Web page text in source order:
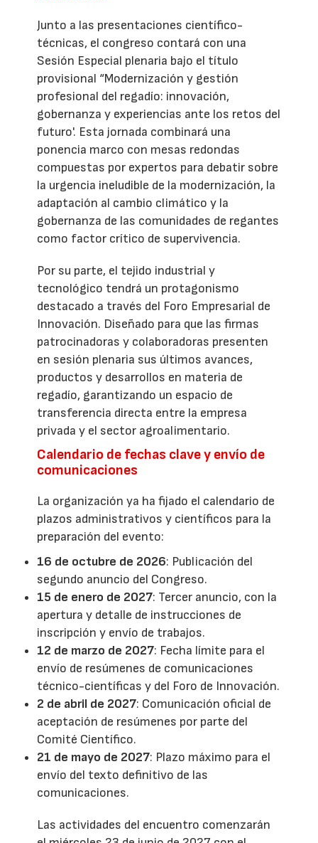
Junto a las presentaciones científico-
técnicas, el congreso contará con una
Sesión Especial plenaria bajo el título
provisional “Modernización y gestión
profesional del regadío: innovación,
gobernanza y experiencias ante los retos del
futuro'. Esta jornada combinará una
ponencia marco con mesas redondas
compuestas por expertos para debatir sobre
la urgencia ineludible de la modernización, la
adaptación al cambio climático y la
gobernanza de las comunidades de regantes
como factor crítico de supervivencia.
Por su parte, el tejido industrial y
tecnológico tendrá un protagonismo
destacado a través del Foro Empresarial de
Innovación. Diseñado para que las firmas
patrocinadoras y colaboradoras presenten
en sesión plenaria sus últimos avances,
productos y desarrollos en materia de
regadío, garantizando un espacio de
transferencia directa entre la empresa
privada y el sector agroalimentario.
Calendario de fechas clave y envío de
comunicaciones
La organización ya ha fijado el calendario de
plazos administrativos y científicos para la
preparación del evento:
16 de octubre de 2026: Publicación del
segundo anuncio del Congreso.
15 de enero de 2027: Tercer anuncio, con la
apertura y detalle de instrucciones de
inscripción y envío de trabajos.
12 de marzo de 2027: Fecha límite para el
envío de resúmenes de comunicaciones
técnico-científicas y del Foro de Innovación.
2 de abril de 2027: Comunicación oficial de
aceptación de resúmenes por parte del
Comité Científico.
21 de mayo de 2027: Plazo máximo para el
envío del texto definitivo de las
comunicaciones.
Las actividades del encuentro comenzarán